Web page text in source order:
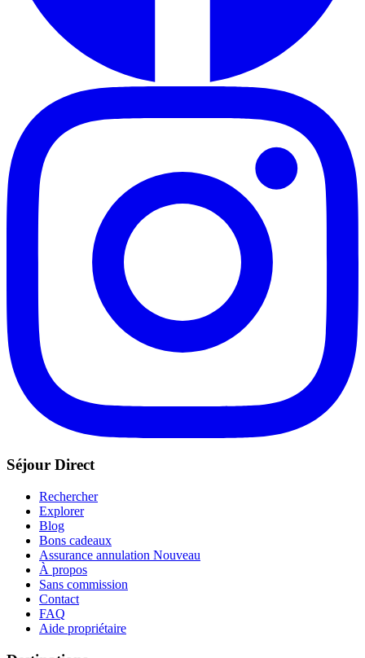
Séjour Direct
Rechercher
Explorer
Blog
Bons cadeaux
Assurance annulation Nouveau
À propos
Sans commission
Contact
FAQ
Aide propriétaire